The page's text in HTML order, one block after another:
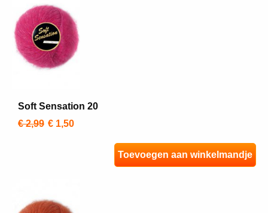
Soft Sensation 20
€ 2,99 € 1,50
Toevoegen aan winkelmandje